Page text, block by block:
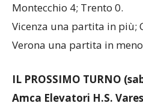
Montecchio 4; Trento 0.
Vicenza una partita in più;
Verona una partita in
IL PROSSIMO TURNO
Amca Elevatori H.S.